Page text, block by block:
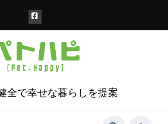
全で幸せな暮らしを提案